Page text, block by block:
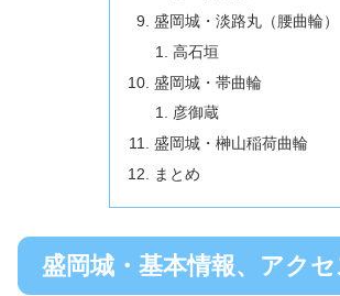
盛岡城・淡路丸（腰曲輪）
高石垣
盛岡城・帯曲輪
彦御蔵
盛岡城・榊山稲荷曲輪
まとめ
盛岡城・基本情報、アクセ